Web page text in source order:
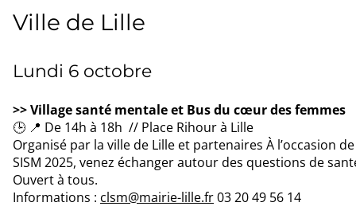
Ville de Lille
Lundi 6 octobre
>> Village santé mentale et Bus du cœur des femmes
🕒 📍 De 14h à 18h // Place Rihour à Lille
Organisé par la ville de Lille et partenaires À l’occasion
SISM 2025, venez échanger autour des questions de
Ouvert à tous.
Informations : clsm@mairie-lille.fr03 20 49 56 14